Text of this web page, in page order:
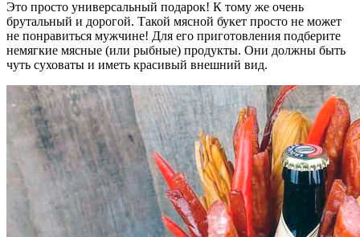
Это просто универсальный подарок! К тому же очень
брутальный и дорогой. Такой мясной букет просто не может
не понравиться мужчине! Для его приготовления подберите
немягкие мясные (или рыбные) продукты. Они должны быть
чуть суховаты и иметь красивый внешний вид.